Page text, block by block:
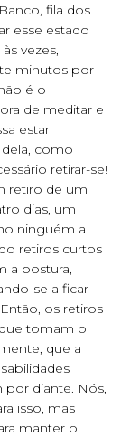
fila dos
esse estado
vezes,
minutos por
é o
de meditar e
estar
como
retirar-se!
retiro de um
dias, um
ninguém a
retiros curtos
a postura,
se a ficar
os retiros
tomam o
que a
por diante. Nós,
isso, mas
manter o